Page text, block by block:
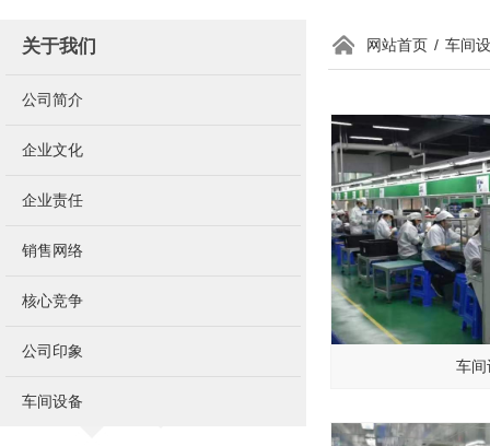
关于我们
公司简介
企业文化
企业责任
销售网络
核心竞争
公司印象
车间设备
网站首页 / 车间
车间